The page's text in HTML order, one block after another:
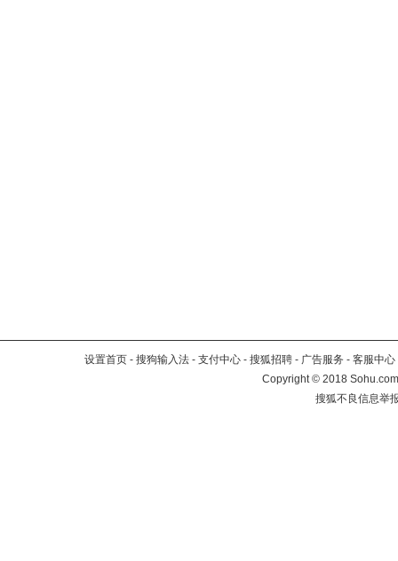
设置首页 - 搜狗输入法 - 支付中心 - 搜狐招聘 - 广告服务 - 客服中心
Copyright©2018
搜狐不良信息举